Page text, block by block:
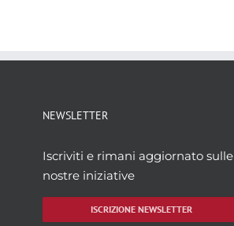
NEWSLETTER
Iscriviti e rimani aggiornato sulle
nostre iniziative
ISCRIZIONE NEWSLETTER